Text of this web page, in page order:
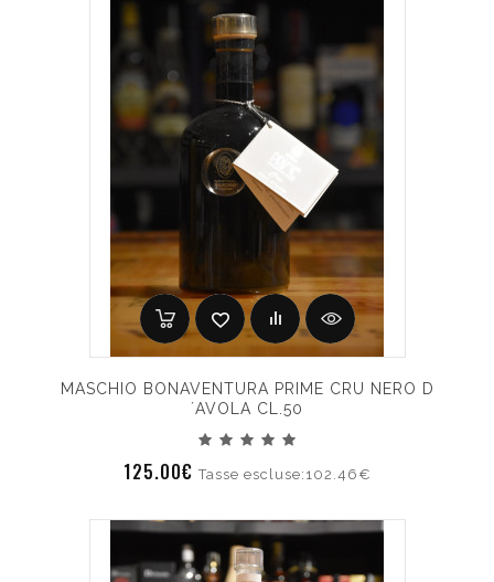
MASCHIO BONAVENTURA PRIME CRU NERO D
´AVOLA CL.50
125.00€Tasse escluse:102.46€